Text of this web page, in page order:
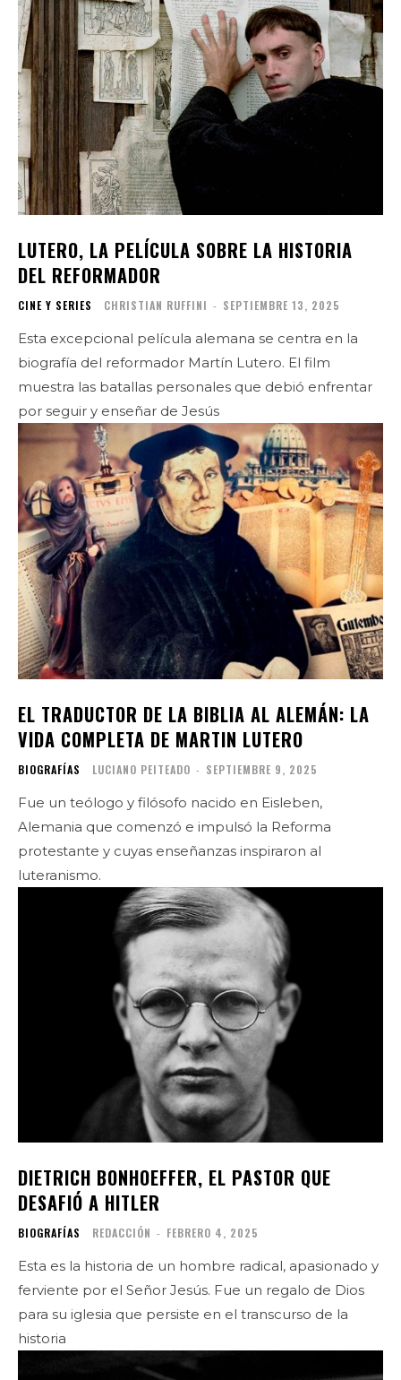
LUTERO, LA PELÍCULA SOBRE LA HISTORIA
DEL REFORMADOR
CINE Y SERIES CHRISTIAN RUFFINI - SEPTIEMBRE 13, 2025
Esta excepcional película alemana se centra en la
biografía del reformador Martín Lutero. El film
muestra las batallas personales que debió enfrentar
por seguir y enseñar de Jesús
EL TRADUCTOR DE LA BIBLIA AL ALEMÁN: LA
VIDA COMPLETA DE MARTIN LUTERO
BIOGRAFÍAS LUCIANO PEITEADO - SEPTIEMBRE 9, 2025
Fue un teólogo y filósofo nacido en Eisleben,
Alemania que comenzó e impulsó la Reforma
protestante y cuyas enseñanzas inspiraron al
luteranismo.
DIETRICH BONHOEFFER, EL PASTOR QUE
DESAFIÓ A HITLER
BIOGRAFÍAS REDACCIÓN - FEBRERO 4, 2025
Esta es la historia de un hombre radical, apasionado y
ferviente por el Señor Jesús. Fue un regalo de Dios
para su iglesia que persiste en el transcurso de la
historia